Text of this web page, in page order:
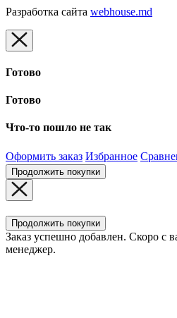
Разработка сайта webhouse.md
Готово
Готово
Что-то пошло не так
Оформить заказ Избранное
Продолжить покупки
Продолжить покупки
Заказ успешно добавлен. Скоро с
менеджер.